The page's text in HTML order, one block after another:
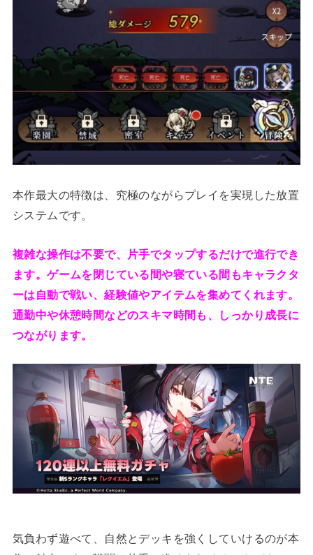
本作最大の特徴は、究極のながらプレイを実現した放置
システムです。
複雑な操作は不要で、片手でタップするだけで進行でき
ます。ゲームを閉じている間や寝ている間もキャラクタ
ーは自動で戦い、経験値やアイテムを集めてくれます。
通勤中や休憩時間などのスキマ時間も、しっかり成長に
つながります。
気負わず遊べて、自然とデッキを強くしていけるのが本